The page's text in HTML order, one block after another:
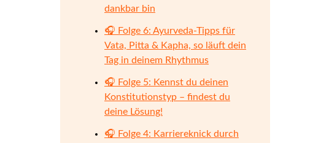
dankbar bin
🎧 Folge 6: Ayurveda-Tipps für
Vata, Pitta & Kapha, so läuft dein
Tag in deinem Rhythmus
🎧 Folge 5: Kennst du deinen
Konstitutionstyp – findest du
deine Lösung!
🎧 Folge 4: Karriereknick durch